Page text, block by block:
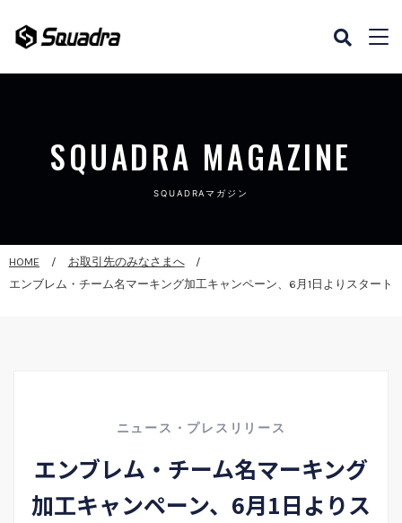
SQUADRA MAGAZINE
SQUADRAマガジン
HOME
お取引先のみなさまへ
エンブレム・チーム名マーキング加工キャンペーン、6月1日よりスタート
ニュース・プレスリリース
エンブレム・チーム名マーキング
加工キャンペーン、6月1日よりス